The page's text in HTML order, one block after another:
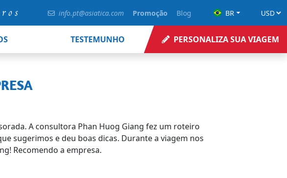
info.pt@asiatica.com Promoção Blog BR
TESTEMUNHO PERSONALIZA SUA VIAGEM
A consultora Phan Huog Giang fez um roteiro
sugerimos e deu boas dicas. Durante a viagem nos
Recomendo a empresa.